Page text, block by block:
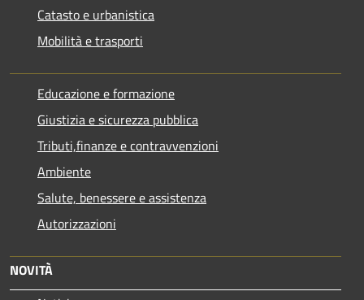
Catasto e urbanistica
Mobilità e trasporti
Educazione e formazione
Giustizia e sicurezza pubblica
Tributi,finanze e contravvenzioni
Ambiente
Salute, benessere e assistenza
Autorizzazioni
NOVITÀ